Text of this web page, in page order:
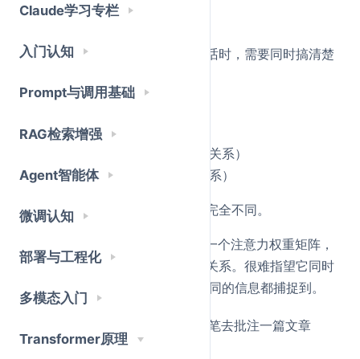
Claude学习专栏
入门认知
Prompt与调用基础
RAG检索增强
Agent智能体
微调认知
部署与工程化
多模态入门
Transformer原理
这里的"它"指的是什么？麻辣烫。
但如果我问你，模型在理解这句话时，需要同时搞清楚
"热腾腾""麻辣烫"（修饰关系）
"筷子" → "吃"（工具与动作的关系）
"我" → "吃"（主语与动作的关系）
这些关系是 的，但性质完全不同。
而单头 Attention 每次只能输出一个注意力权重矩阵，
相当于从一个角度
去看整句话的关系。很难指望它同时
把"指代""修饰""语法"这些完全不同的信息都捕捉到。
一个头，就像只用一种颜色的笔去批注一篇文章
——你只能标出一种重点。